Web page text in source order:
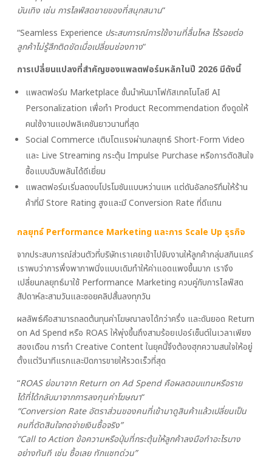
บันเทิง เช่น การไลฟ์สดขายของที่สนุกสนาน“
“Seamless Experience ประสบการณ์การใช้งานที่ลื่นไหล ไร้รอยต่อ
ลูกค้าไม่รู้สึกติดขัดเมื่อเปลี่ยนช่องทาง“
การเปลี่ยนแปลงที่สำคัญของแพลตฟอร์มหลักในปี 2026 มีดังนี้
แพลตฟอร์ม Marketplace ชั้นนำหันมาโฟกัสเทคโนโลยี AI
Personalization เพื่อทำ Product Recommendation ดึงดูดให้
คนใช้งานแอปพลิเคชันยาวนานที่สุด
Social Commerce เติบโตแรงผ่านกลยุทธ์ Short-Form Video
และ Live Streaming กระตุ้น Impulse Purchase หรือการตัดสินใจ
ซื้อแบบฉับพลันได้ดีเยี่ยม
แพลตฟอร์มเริ่มลดงบโปรโมชันแบบหว่านแห แต่ดันอัลกอริทึมให้ร้าน
ค้าที่มี Store Rating สูงและมี Conversion Rate ที่ดีแทน
กลยุทธ์ Performance Marketing และการ Scale Up ธุรกิจ
จากประสบการณ์ส่วนตัวที่บริษัทเราเคยเข้าไปจับงานให้ลูกค้ากลุ่มสกินแคร์
เราพบว่าการพึ่งพาภาพนิ่งแบบเดิมทำให้ค่าแอดแพงขึ้นมาก เราจึง
เปลี่ยนกลยุทธ์มาใช้ Performance Marketing ควบคู่กับการไลฟ์สด
สัปดาห์ละสามวันและซอยคลิปสั้นลงทุกวัน
ผลลัพธ์คือสามารถลดต้นทุนค่าโฆษณาลงได้กว่าครึ่ง และดันยอด Return
on Ad Spend หรือ ROAS ให้พุ่งขึ้นถึงสามร้อยเปอร์เซ็นต์ในเวลาเพียง
สองเดือน การทำ Creative Content ในยุคนี้จึงต้องฮุกความสนใจให้อยู่
ตั้งแต่วินาทีแรกและปิดการขายให้รวดเร็วที่สุด
“ROAS ย่อมาจาก Return on Ad Spend คือผลตอบแทนหรือราย
ได้ที่ได้กลับมาจากการลงทุนค่าโฆษณา“
“Conversion Rate อัตราส่วนของคนที่เข้ามาดูสินค้าแล้วเปลี่ยนเป็น
คนที่ตัดสินใจกดจ่ายเงินซื้อจริง”
“Call to Action ข้อความหรือปุ่มที่กระตุ้นให้ลูกค้าลงมือทำอะไรบาง
อย่างทันที เช่น ซื้อเลย ทักแชทด่วน”